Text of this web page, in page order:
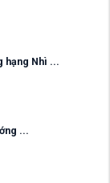
hạng Nhì ...
...